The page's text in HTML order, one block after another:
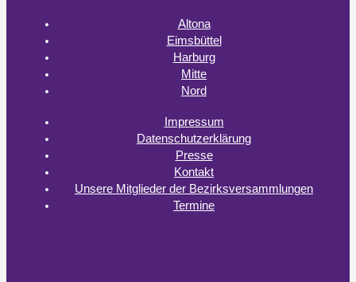
Altona
Eimsbüttel
Harburg
Mitte
Nord
Impressum
Datenschutzerklärung
Presse
Kontakt
Unsere Mitglieder der Bezirksversammlungen
Termine